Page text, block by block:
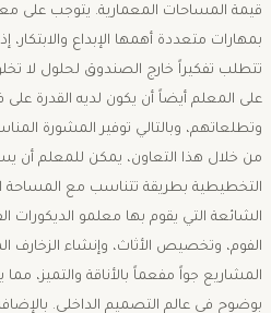
قيمة المساحات المعمارية. يتوجب على
بمهارات متعددة أهمها الإبداع والابتكار،
تتطلب تفكيراً خارج الصندوق لحلول لا
على المعلم أيضاً أن يكون لديه القدرة على
وتطلعاتهم، وبالتالي توفير المشورة
من خلال هذا التعاون، يمكن للمعلم أن
التخطيطية بطريقة تتناسب مع المساحة
الشائعة التي يقوم بها معلمو الديكورات
الفوم، وتخصيص الأثاث، وإنشاء الزخارف
المشاريع جواً مفعماً بالأناقة والتميز،
بوضوح في عالم التصميم الداخلي.